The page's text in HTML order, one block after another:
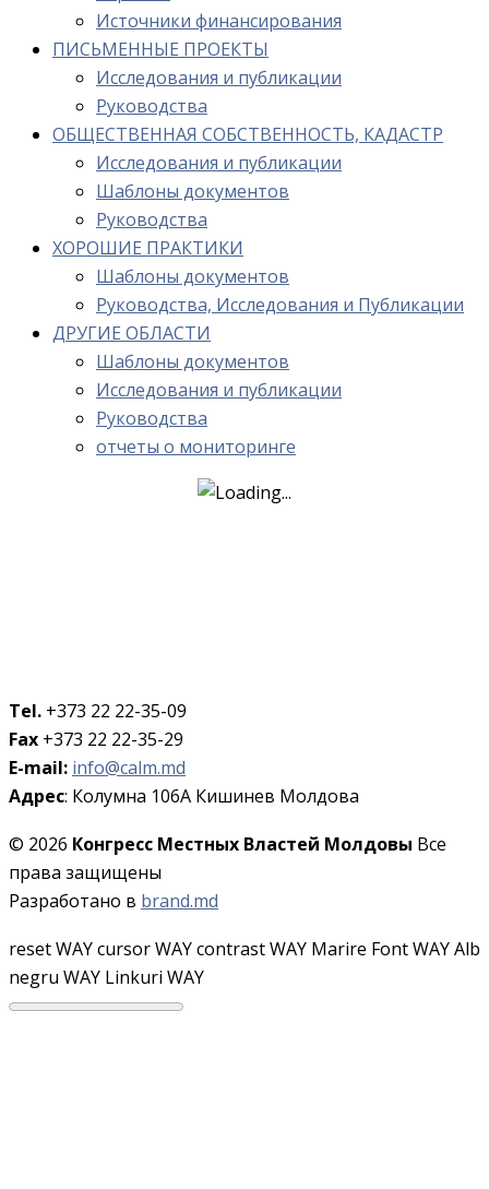
Источники финансирования
ПИСЬМЕННЫЕ ПРОЕКТЫ
Исследования и публикации
Руководства
ОБЩЕСТВЕННАЯ СОБСТВЕННОСТЬ, КАДАСТР
Исследования и публикации
Шаблоны документов
Руководства
ХОРОШИЕ ПРАКТИКИ
Шаблоны документов
Руководства, Исследования и Публикации
ДРУГИЕ ОБЛАСТИ
Шаблоны документов
Исследования и публикации
Руководства
отчеты о мониторинге
Tel. +373 22 22-35-09
Fax +373 22 22-35-29
E-mail: info@calm.md
Адрес: Колумна 106A Кишинев Молдова
© 2026 Конгресс Местных Властей Молдовы Все
права защищены
Разработано в brand.md
reset WAYcursor WAYcontrast WAY Marire Font WAYAlb
negru WAY Linkuri WAY